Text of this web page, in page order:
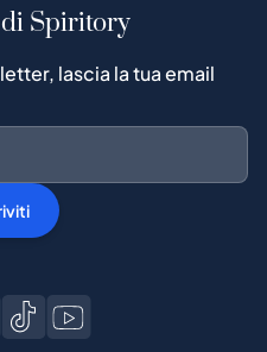
Spiritory
lascia la tua email